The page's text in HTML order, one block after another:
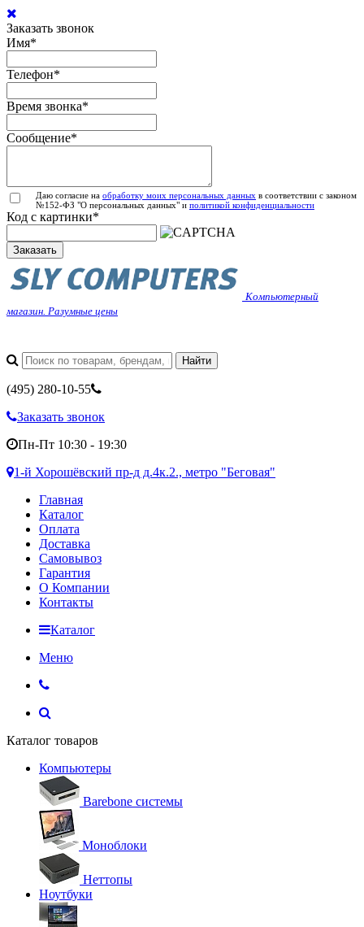
Заказать звонок
Имя*
Телефон*
Время звонка*
Сообщение*
Даю согласие на обработку моих персональных данных в соответствии с законом
№152-ФЗ "О персональных данных" и политикой конфиденциальности
Код с картинки*
Заказать
Компьютерный
магазин. Разумные цены
(495) 280-10-55
Заказать звонок
Пн-Пт 10:30 - 19:30
1-й Хорошёвский пр-д д.4к.2., метро "Беговая"
Главная
Каталог
Оплата
Доставка
Самовывоз
Гарантия
О Компании
Контакты
Каталог
Меню
Каталог товаров
Компьютеры
Barebone системы
Моноблоки
Неттопы
Ноутбуки